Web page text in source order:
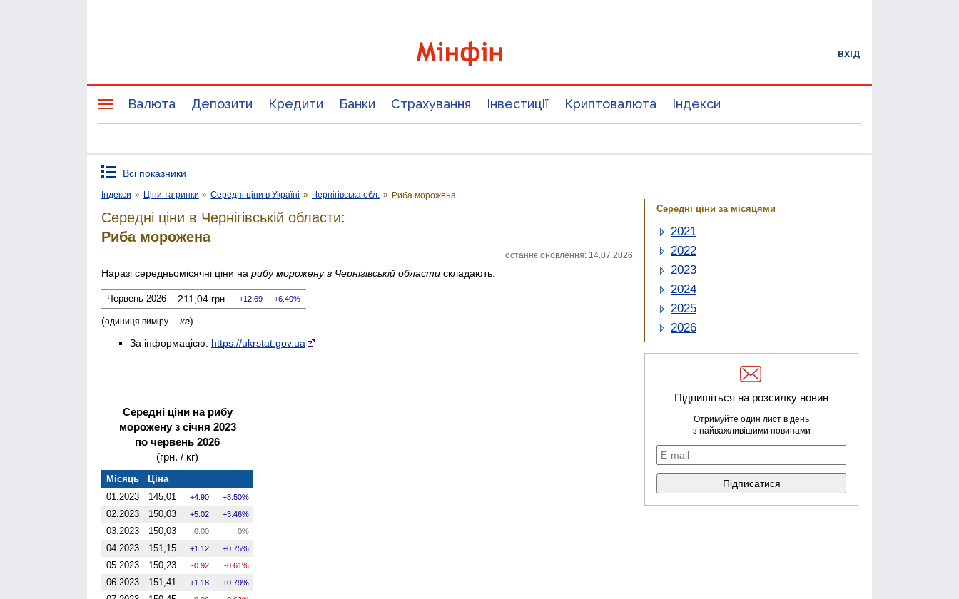
ВХІД
Валюта Депозити Кредити Банки Страхування Інвестиції Криптовалюта Індекси
Всі показники
Індекси » Ціни та ринки » Середні ціни в Україні » Чернігівська обл. » Риба морожена
Середні ціни в Чернігівській области:
Риба морожена
останнє оновлення: 14.07.2026
Наразі середньомісячні ціни на рибу морожену в Чернігівській области складають:
Червень 2026 211,04 грн. 12.69 6.40%
(одиниця виміру – кг)
За інформацією: https://ukrstat.gov.ua
Середні ціни на рибу
морожену з січня 2023
по червень 2026
(грн. / кг)
Місяць
Ціна
01.2023
145,01 4.90 3.50%
02.2023 150,03 5.02 3.46%
03.2023 150,03 0.00 0%
04.2023 151,15 1.12 0.75%
05.2023 150,23 -0.92 -0.61%
06.2023 151,41 1.18 0.79%
Середні ціни за місяцями
2021
2022
2023
2024
2025
2026
Підпишіться на розсилку новин
Отримуйте один лист в день
з найважливішими новинами